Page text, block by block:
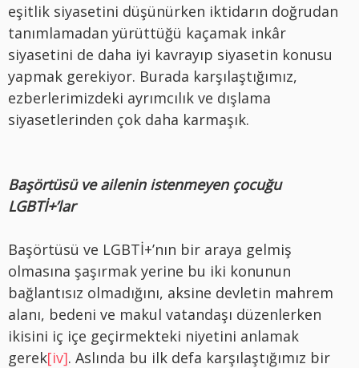
eşitlik siyasetini düşünürken iktidarın doğrudan
tanımlamadan yürüttüğü kaçamak inkâr
siyasetini de daha iyi kavrayıp siyasetin konusu
yapmak gerekiyor. Burada karşılaştığımız,
ezberlerimizdeki ayrımcılık ve dışlama
siyasetlerinden çok daha karmaşık.
Başörtüsü ve ailenin istenmeyen çocuğu
LGBTİ+’lar
Başörtüsü ve LGBTİ+’nın bir araya gelmiş
olmasına şaşırmak yerine bu iki konunun
bağlantısız olmadığını, aksine devletin mahrem
alanı, bedeni ve makul vatandaşı düzenlerken
ikisini iç içe geçirmekteki niyetini anlamak
gerek[iv]. Aslında bu ilk defa karşılaştığımız bir